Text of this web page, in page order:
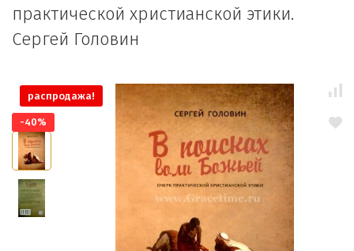
практической христианской этики.
Сергей Головин
распродажа!
-40%